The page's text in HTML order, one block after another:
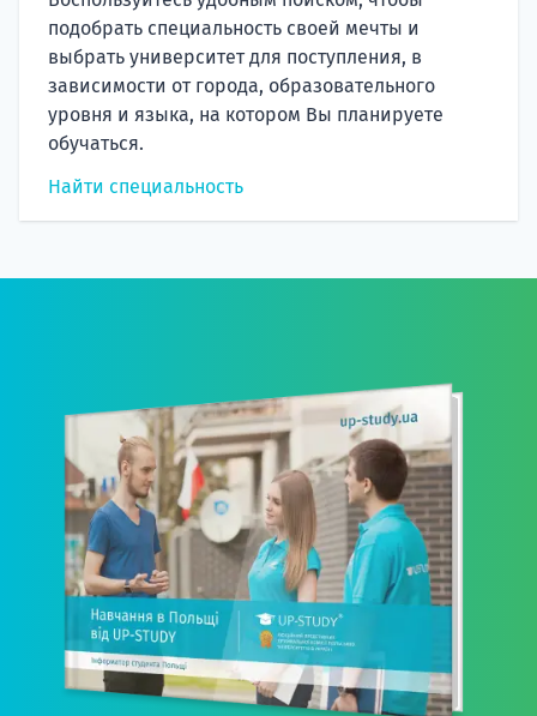
подобрать специальность своей мечты и
выбрать университет для поступления, в
зависимости от города, образовательного
уровня и языка, на котором Вы планируете
обучаться.
Найти специальность